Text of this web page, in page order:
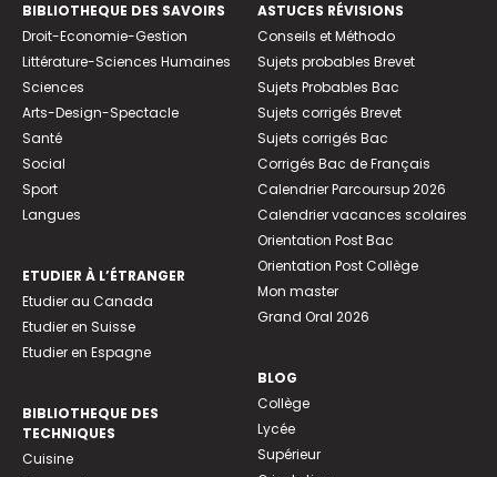
BIBLIOTHEQUE DES SAVOIRS
Droit-Economie-Gestion
Littérature-Sciences Humaines
Sciences
Arts-Design-Spectacle
Santé
Social
Sport
Langues
ETUDIER À L’ÉTRANGER
Etudier au Canada
Etudier en Suisse
Etudier en Espagne
BIBLIOTHEQUE DES
TECHNIQUES
Cuisine
ASTUCES RÉVISIONS
Conseils et Méthodo
Sujets probables Brevet
Sujets Probables Bac
Sujets corrigés Brevet
Sujets corrigés Bac
Corrigés Bac de Français
Calendrier Parcoursup 2026
Calendrier vacances scolaires
Orientation Post Bac
Orientation Post Collège
Mon master
Grand Oral 2026
BLOG
Collège
Lycée
Supérieur